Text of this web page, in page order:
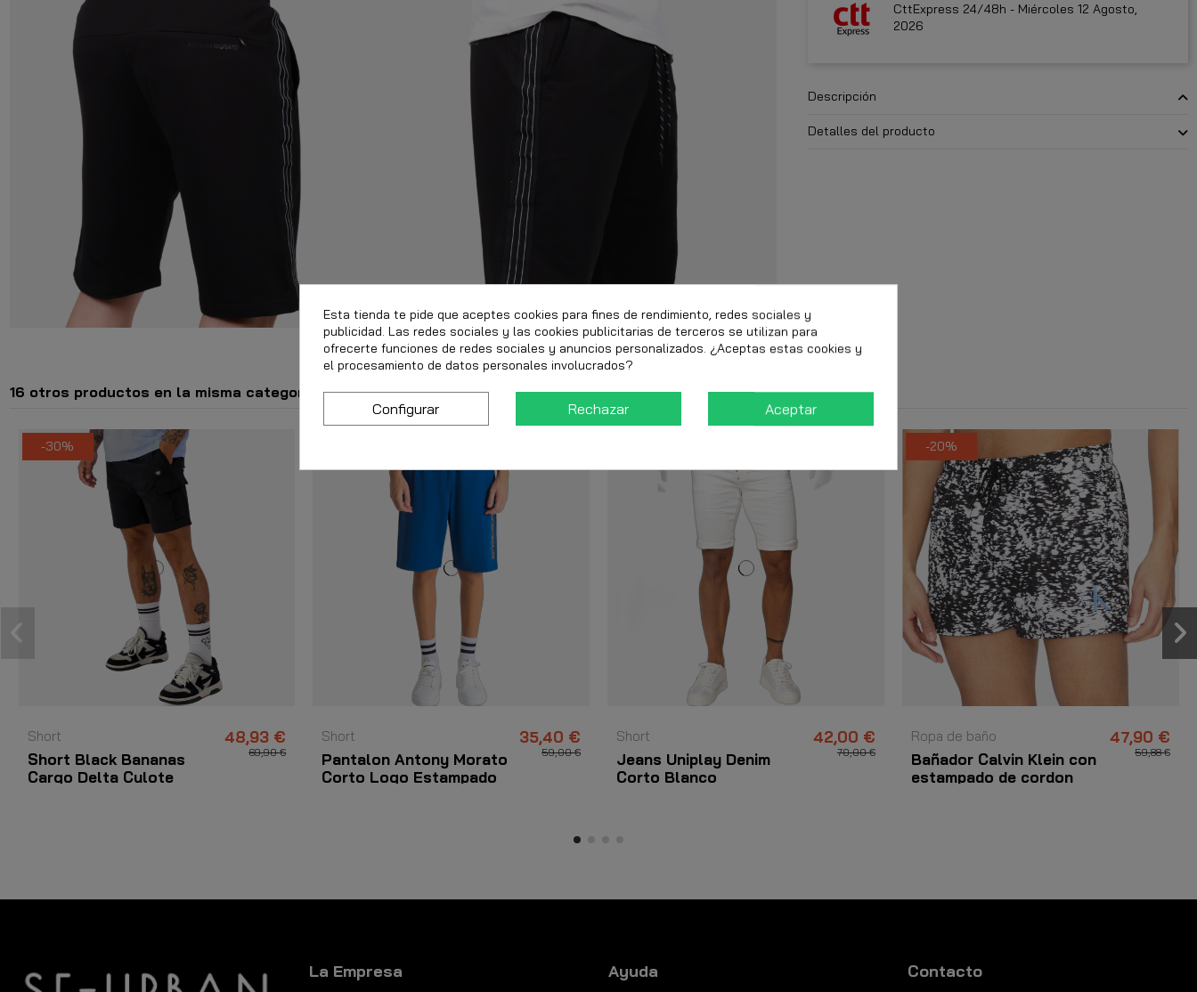
CttExpress 24/48h - Miércoles 12 Agosto,
2026
Descripción
Detalles del producto
16 otros productos en la misma categoría:
-30%
Short
Short Black Bananas
Cargo Delta Culote
48,93 €
69,90 €
Short
Pantalon Antony Morato
Corto Logo Estampado
35,40 €
59,00 €
Short
Jeans Uniplay Denim
Corto Blanco
42,00 €
70,00 €
-20%
Ropa de baño
Bañador Calvin Klein con
estampado de cordon
47,90 €
59,88 €
La Empresa Ayuda Contacto
Esta tienda te pide que aceptes cookies para fines de rendimiento, redes sociales y
publicidad. Las redes sociales y las cookies publicitarias de terceros se utilizan para
ofrecerte funciones de redes sociales y anuncios personalizados. ¿Aceptas estas cookies y
el procesamiento de datos personales involucrados?
Configurar Rechazar Aceptar